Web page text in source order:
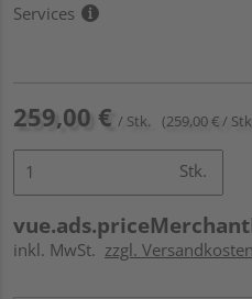
Services
259,00 € / Stk. (259,00 € /
Stk.
inkl. MwSt. zzgl.